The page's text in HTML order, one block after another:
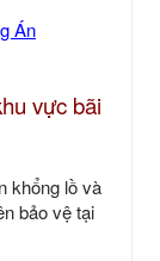
Án
vực bãi
khổng lồ và
bảo vệ tại